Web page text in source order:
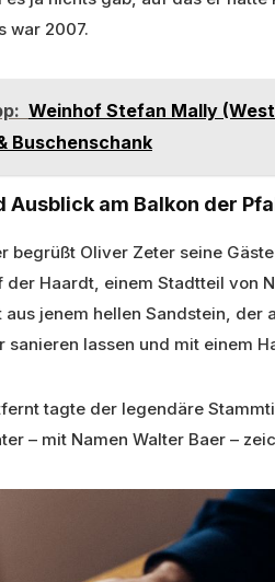
war 2007.
Weinhof Stefan Mally
Buschenschank
Ausblick am Balkon der
begrüßt Oliver Zeter seine
der Haardt, einem Stadtteil von
aus jenem hellen Sandstein,
sanieren lassen und mit einem
tagte der legendäre
– mit Namen Walter Baer –